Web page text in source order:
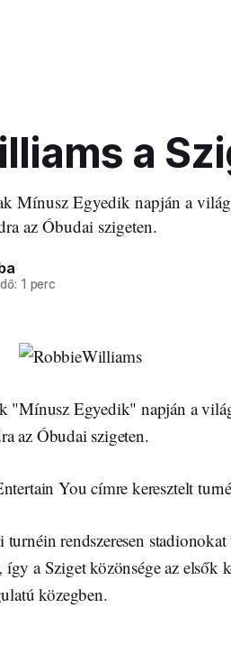
a
Mínusz Egyedik napján a
az Óbudai szigeten.
1 perc
"Mínusz Egyedik" napján a
az Óbudai szigeten.
You címre keresztelt
turnéin rendszeresen
a Sziget közönsége az elsők
közegben.